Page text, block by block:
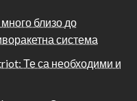
близо до
система
Те са необходими и